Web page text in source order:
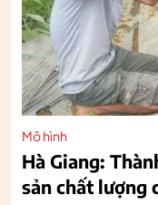
Mô hình
Hà Giang:
sản chất lượng